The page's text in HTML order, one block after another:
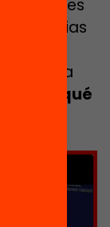
padres
angustias
y
explica
en qué